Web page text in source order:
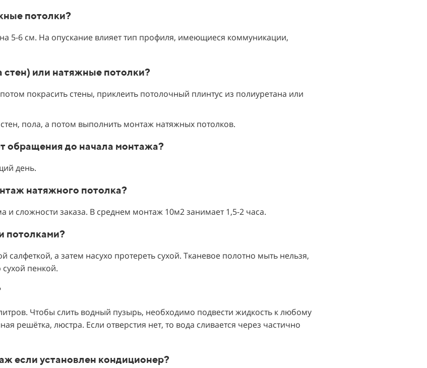
потолки?
5-6 см. На опускание влияет тип профиля, имеющиеся коммуникации,
стен) или натяжные потолки?
покрасить стены, приклеить потолочный плинтус из полиуретана или
пола, а потом выполнить монтаж натяжных потолков.
обращения до начала монтажа?
день.
натяжного потолка?
и сложности заказа. В среднем монтаж 10м2 занимает 1,5-2 часа.
потолками?
а затем насухо протереть сухой. Тканевое полотно мыть нельзя,
пенкой.
Чтобы слить водный пузырь, необходимо подвести жидкость к любому
решётка, люстра. Если отверстия нет, то вода сливается через частично
если установлен кондиционер?